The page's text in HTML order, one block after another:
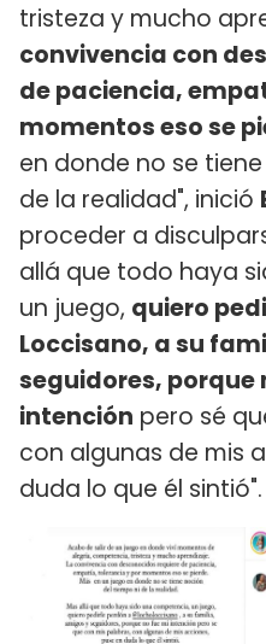
tristeza y mucho
convivencia con
de paciencia,
momentos eso se
en donde no se
de la realidad", inició
proceder a
allá que todo haya
un juego, quiero
Loccisano, a su
seguidores, porque
intención pero sé
con algunas de mis
duda lo que él sintió".